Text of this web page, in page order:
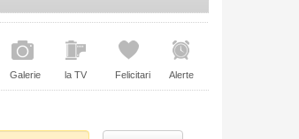
Galerie la TV Felicitari Alerte